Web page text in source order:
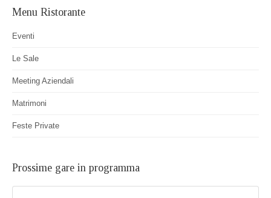
Menu Ristorante
Eventi
Le Sale
Meeting Aziendali
Matrimoni
Feste Private
Prossime gare in programma